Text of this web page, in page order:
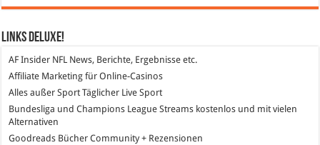
Links DeLuXe!
AF Insider NFL News, Berichte, Ergebnisse etc.
Affiliate Marketing für Online-Casinos
Alles außer SportTäglicher Live Sport
Bundesliga und Champions League Streams kostenlos und mit vielen
Alternativen
Goodreads Bücher Community + Rezensionen